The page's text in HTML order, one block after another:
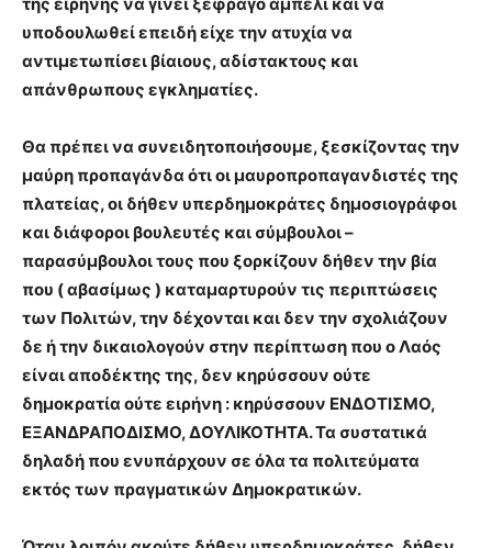
υποδουλωθεί επειδή είχε την ατυχία να
αντιμετωπίσει βίαιους, αδίστακτους και
απάνθρωπους εγκληματίες.
Θα πρέπει να συνειδητοποιήσουμε, ξεσκίζοντας την
μαύρη προπαγάνδα ότι οι μαυροπροπαγανδιστές της
πλατείας, οι δήθεν υπερδημοκράτες δημοσιογράφοι
και διάφοροι βουλευτές και σύμβουλοι –
παρασύμβουλοι τους που ξορκίζουν δήθεν την βία
που ( αβασίμως ) καταμαρτυρούν τις περιπτώσεις
των Πολιτών, την δέχονται και δεν την σχολιάζουν
δε ή την δικαιολογούν στην περίπτωση που ο Λαός
είναι αποδέκτης της, δεν κηρύσσουν ούτε
δημοκρατία ούτε ειρήνη : κηρύσσουν ΕΝΔΟΤΙΣΜΟ,
ΕΞΑΝΔΡΑΠΟΔΙΣΜΟ, ΔΟΥΛΙΚΟΤΗΤΑ. Τα συστατικά
δηλαδή που ενυπάρχουν σε όλα τα πολιτεύματα
εκτός των πραγματικών Δημοκρατικών.